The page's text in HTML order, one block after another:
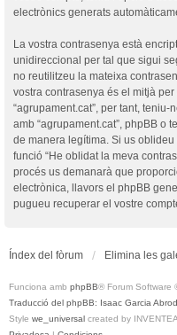
electrònics generats
La vostra contrasenya està
unidireccional per tal que sigui
no reutilitzeu la mateixa
vostra contrasenya és el mitjà
“agrupament.cat”, per tant,
amb “agrupament.cat”, phpBB o
de manera legítima. Si us
funció “He oblidat la meva
procés us demanarà que
electrònica, llavors el phpBB
pugueu recuperar el vostre
Índex del fòrum Elimina les
Funciona amb phpBB® Forum Software
Traducció del phpBB: Isaac Garcia
Style we_universal created by